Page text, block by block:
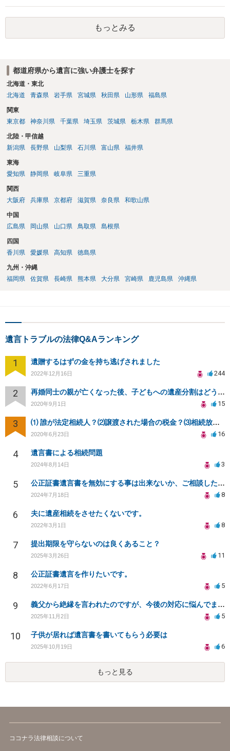
ります。
もっとみる
都道府県から遺言に強い弁護士を探す
北海道・東北
北海道
青森県 岩手県 宮城県 秋田県 山形県 福島県
関東
東京都
神奈川県 千葉県 埼玉県 茨城県 栃木県 群馬県
北陸・甲信越
新潟県
長野県 山梨県 石川県 富山県 福井県
東海
愛知県
静岡県 岐阜県 三重県
関西
大阪府
兵庫県 京都府 滋賀県 奈良県 和歌山県
中国
広島県
岡山県 山口県 鳥取県 島根県
四国
香川県
愛媛県 高知県 徳島県
九州・沖縄
福岡県
佐賀県 長崎県 熊本県 大分県 宮崎県 鹿児島県 沖縄県
遺言トラブルの法律Q&Aランキング
1 遺贈するはずの金を持ち逃げされました
2022年12月16日 244
2 再婚同士の親が亡くなった後、子どもへの遺産分割はどうなる？
2020年9月1日 15
3 ⑴ 誰が法定相続人？⑵譲渡された場合の税金？⑶相続放棄後同じ不動産を相続できない？⑷借金返済義務は？
2020年6月23日 16
4 遺言書による相続問題
2024年8月14日 3
5 公正証書遺言書を無効にする事は出来ないか、ご相談したいです。
2024年7月18日 8
6 夫に遺産相続をさせたくないです。
2022年3月1日 8
7 提出期限を守らないのは良くあること？
2025年3月26日 11
8 公正証書遺言を作りたいです。
2022年6月17日 5
9 義父から絶縁を言われたのですが、今後の対応に悩んでます。
2025年11月2日 5
10 子供が居れば遺言書を書いてもらう必要は
2025年10月19日 6
もっと見る
ココナラ法律相談について